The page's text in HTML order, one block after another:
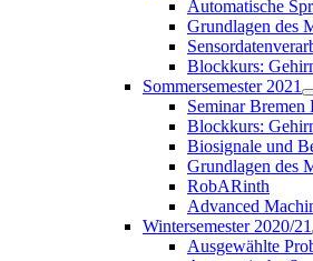
Automatische
Grundlagen des
Blockkurs:
Sommersemester 2021
Seminar
Blockkurs:
Biosignale und
Grundlagen des
RobARinth
Advanced
Wintersemester 2020/21
Ausgewählte